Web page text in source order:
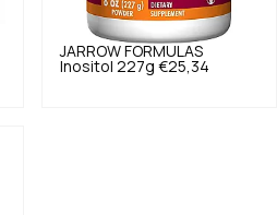
JARROW FORMULAS
Inositol 227g €25,34